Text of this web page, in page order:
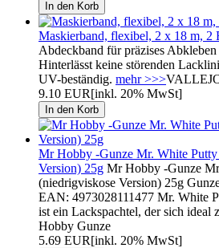
Maskierband, flexibel, 2 x 18 m, 2
Abdeckband für präzises
Hinterlässt keine störenden
UV-beständig. mehr >>>
9.10 EUR[inkl. 20% MwSt]
Mr Hobby -Gunze Mr. White
Version) 25g Mr Hobby -Gunze
(niedrigviskose Version) 25g
EAN: 4973028111477 Mr. White
ist ein Lackspachtel, der sich ideal
Hobby Gunze
5.69 EUR[inkl. 20% MwSt]